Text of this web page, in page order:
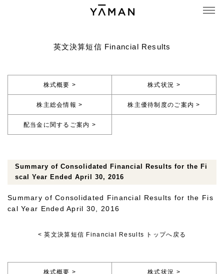
英文決算短信 Financial Results
株式概要 > 株式状況 >
株主総会情報 > 株主優待制度のご案内 >
配当金に関するご案内 >
Summary of Consolidated Financial Results for the Fi
scal Year Ended April 30, 2016
Summary of Consolidated Financial Results for the Fis
cal Year Ended April 30, 2016
< 英文決算短信 Financial Results トップへ戻る
株式概要 > 株式状況 >